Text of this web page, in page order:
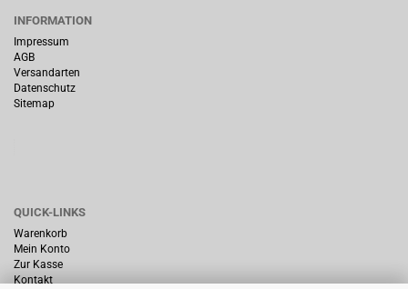
INFORMATION
Impressum
AGB
Versandarten
Datenschutz
Sitemap
QUICK-LINKS
Warenkorb
Mein Konto
Zur Kasse
Kontakt